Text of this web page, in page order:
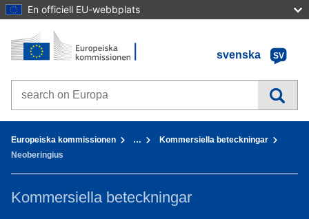
En officiell EU-webbplats
Gå till innehållet
Förstasida - Europeiska kommissionen
svenska
SV
Search on Europa websites
Europeiska kommissionen …
Kommersiella beteckningar
Neoberingius
Kommersiella beteckningar